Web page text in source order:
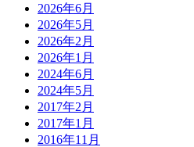
2026年6月
2026年5月
2026年2月
2026年1月
2024年6月
2024年5月
2017年2月
2017年1月
2016年11月